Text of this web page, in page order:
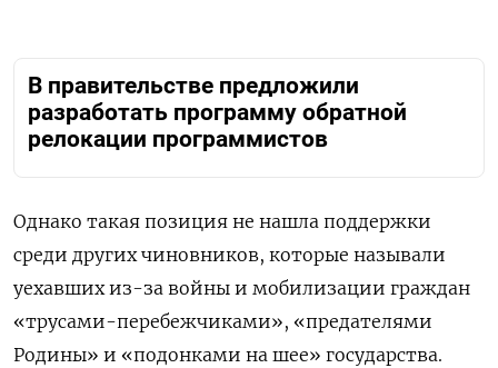
В правительстве предложили
разработать программу обратной
релокации программистов
Однако такая позиция не нашла поддержки
среди других чиновников, которые называли
уехавших из-за войны и мобилизации граждан
«трусами-перебежчиками», «предателями
Родины» и «подонками на шее» государства.